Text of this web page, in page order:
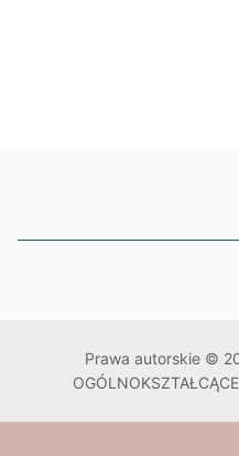
Prawa autorskie ©